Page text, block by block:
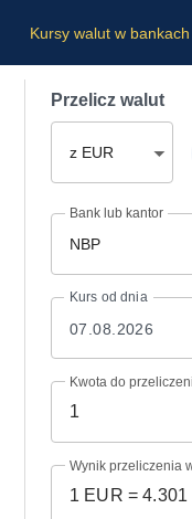
Kursy walut w bankach
Przelicz walut
z EUR
Bank lub kantor
NBP
Kurs od dnia
Kwota do
Wynik przeliczenia